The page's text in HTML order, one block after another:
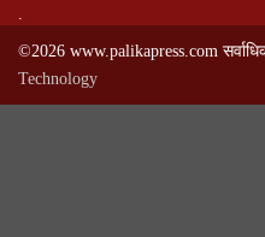
©2026 www.palikapress.com
Technology